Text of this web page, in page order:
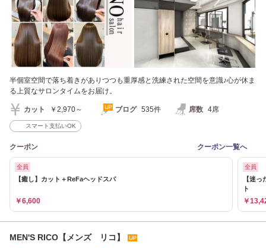
半個室空間で落ち着きがありつつも重厚感と洗練された空間を意識♪心が休ま
る上質なサロンタイムをお届け。
カット ￥2,970～ ブログ 535件 席数 4席
スマート支払いOK
クーポン クーポン一覧へ
全員
【癒し】カット＋ReFaヘッドスパ
￥6,600
全員
【迷
ト
￥
MEN'S RICO【メンズ リコ】